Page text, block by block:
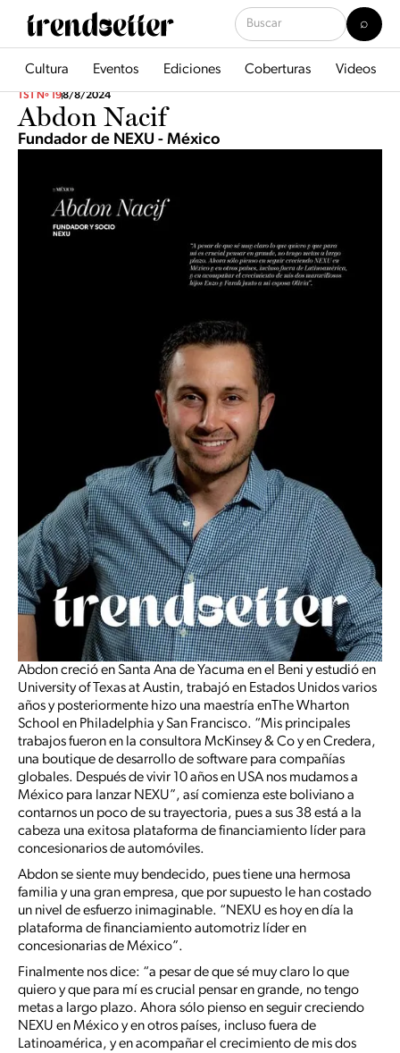
Cultura Eventos Ediciones Coberturas Videos
TST Nº 198/8/2024
Abdon Nacif
Fundador de NEXU - México
Abdon creció en Santa Ana de Yacuma en el Beni y estudió en
University of Texas at Austin, trabajó en Estados Unidos varios
años y posteriormente hizo una maestría enThe Wharton
School en Philadelphia y San Francisco. “Mis principales
trabajos fueron en la consultora McKinsey & Co y en Credera,
una boutique de desarrollo de software para compañías
globales. Después de vivir 10 años en USA nos mudamos a
México para lanzar NEXU”, así comienza este boliviano a
contarnos un poco de su trayectoria, pues a sus 38 está a la
cabeza una exitosa plataforma de financiamiento líder para
concesionarios de automóviles.
Abdon se siente muy bendecido, pues tiene una hermosa
familia y una gran empresa, que por supuesto le han costado
un nivel de esfuerzo inimaginable. “NEXU es hoy en día la
plataforma de financiamiento automotriz líder en
concesionarias de México”.
Finalmente nos dice: “a pesar de que sé muy claro lo que
quiero y que para mí es crucial pensar en grande, no tengo
metas a largo plazo. Ahora sólo pienso en seguir creciendo
NEXU en México y en otros países, incluso fuera de
Latinoamérica, y en acompañar el crecimiento de mis dos